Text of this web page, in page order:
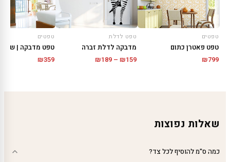
טפטים
טפט פאטרן כתום
₪799
טפט לדלת
מדבקה לדלת זברה
₪159
–
₪189
טפטים
₪359
שאלות נפוצות
כמה ס"מ להוסיף לכל צד?